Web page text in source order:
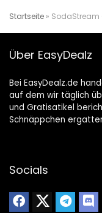
Startseite » SodaStream
Über EasyDealz
Bei EasyDealz.de
auf dem wir täglich
und Gratisatikel
Schnäppchen
Socials